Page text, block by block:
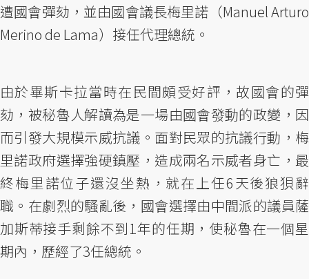
遭國會彈劾，並由國會議長梅里諾（Manuel Arturo
Merino de Lama）接任代理總統。
由於畢斯卡拉當時在民間頗受好評，故國會的彈
劾，被秘魯人解讀為是一場由國會發動的政變，因
而引發大規模示威抗議。面對民眾的抗議行動，梅
里諾政府選擇強硬鎮壓，造成兩名示威者身亡，最
終梅里諾位子還沒坐熱，就在上任6天後狼狽辭
職。在劇烈的騷亂後，國會選擇由中間派的議員薩
加斯蒂接手剩餘不到1年的任期，使秘魯在一個星
期內，歷經了3任總統。